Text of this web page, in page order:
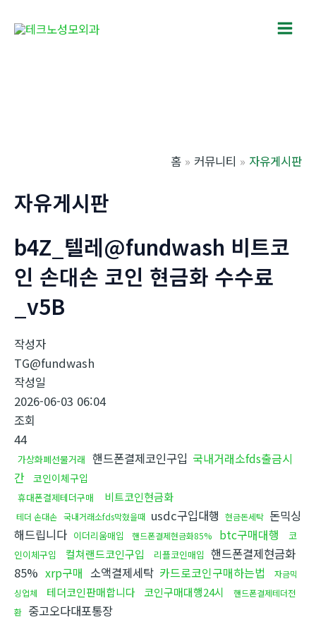
Main
홈 커뮤니티 자유게시판
자유게시판
b4Z_텔레@fundwash 비트코
인 손대손 코인 현금화 수수료
_v5B
작성자
TG@fundwash
작성일
2026-06-03 06:04
조회
44
가상화폐선물거래 핸드폰결제코인구입 국내거래소fds출금시
간 코인이체구입
휴대폰결제테더구매 비트코인현금화
테더 손대손 국내거래소fds막혔을때 usdc구입대행 현금돈세탁 돈믹싱
해드립니다 이더리움매입 핸드폰결제현금화85% btc구매대행
코
인이체구입
컬쳐랜드코인구입 리플코인매입 핸드폰결제현금화
85% xrp구매 소액결제세탁 카드로코인구매하는법
자금믹
싱업체
테더코인판매합니다 코인구매대행24시
핸드폰결제테더전
환 중고오다대포통장